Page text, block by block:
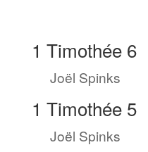
1 Timothée 6
Joël Spinks
1 Timothée 5
Joël Spinks